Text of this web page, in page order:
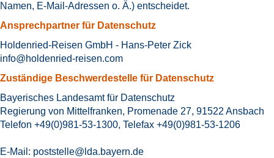
Namen, E-Mail-Adressen o. Ä.) entscheidet.
Ansprechpartner für Datenschutz
Holdenried-Reisen GmbH - Hans-Peter Zick
info@holdenried-reisen.com
Zuständige Beschwerdestelle für Datenschutz
Bayerisches Landesamt für Datenschutz
Regierung von Mittelfranken, Promenade 27, 91522 Ansbach
Telefon +49(0)981-53-1300, Telefax +49(0)981-53-1206
E-Mail: poststelle@lda.bayern.de